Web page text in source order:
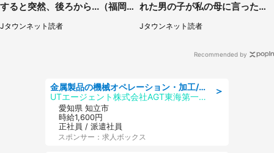
すると突然、後ろから...（福岡
県・30代女性）
Jタウンネット読者
れた男の子が私の母に言ったの
は...」（千葉県・20代女性）
Jタウンネット読者
Recommended by
＞
金属製品の機械オペレーション・加工/寮完備/日払い/工場・製造
UTエージェント株式会社AGT東海第一CU
愛知県 知立市
時給1,600円
正社員 / 派遣社員
スポンサー：求人ボックス